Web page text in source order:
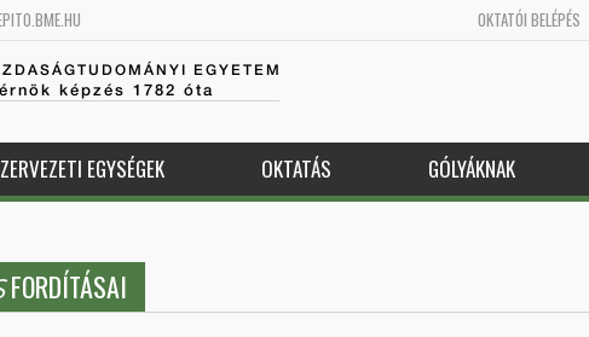
OKTATÓI BELÉPÉS
EGYETEM
képzés 1782 óta
EGYSÉGEK OKTATÁS GÓLYÁKNAK
FORDÍTÁSAI